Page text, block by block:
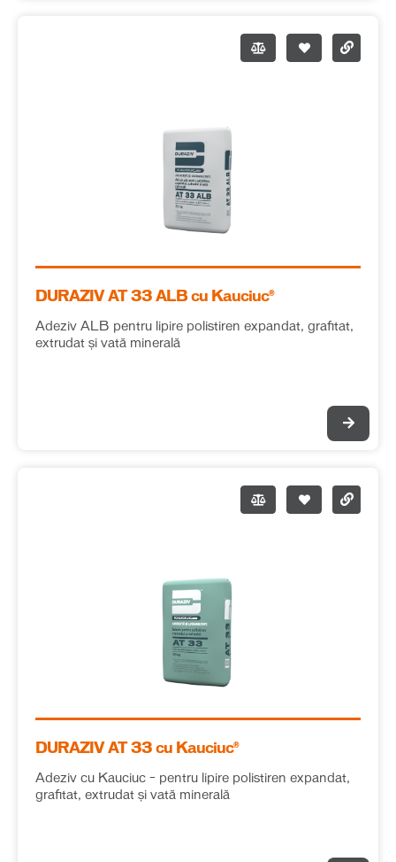
DURAZIV AT 33 ALB cu Kauciuc®
Adeziv ALB pentru lipire polistiren expandat, grafitat,
extrudat și vată minerală
DURAZIV AT 33 cu Kauciuc®
Adeziv cu Kauciuc – pentru lipire polistiren expandat,
grafitat, extrudat și vată minerală